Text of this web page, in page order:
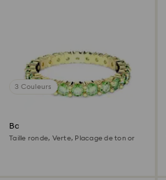
3 Couleurs
Bague Matrix
Taille ronde, Verte, Placage de ton or